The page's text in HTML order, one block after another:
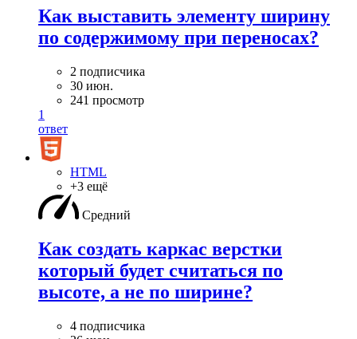
Как выставить элементу ширину
по содержимому при переносах?
2 подписчика
30 июн.
241 просмотр
1
ответ
HTML
+3 ещё
Средний
Как создать каркас верстки
который будет считаться по
высоте, а не по ширине?
4 подписчика